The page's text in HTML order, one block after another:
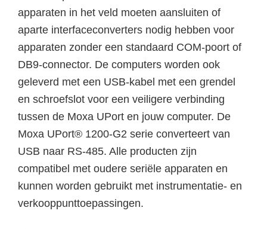
apparaten in het veld moeten aansluiten of
aparte interfaceconverters nodig hebben voor
apparaten zonder een standaard COM-poort of
DB9-connector. De computers worden ook
geleverd met een USB-kabel met een grendel
en schroefslot voor een veiligere verbinding
tussen de Moxa UPort en jouw computer. De
Moxa UPort® 1200-G2 serie converteert van
USB naar RS-485. Alle producten zijn
compatibel met oudere seriële apparaten en
kunnen worden gebruikt met instrumentatie- en
verkooppunttoepassingen.